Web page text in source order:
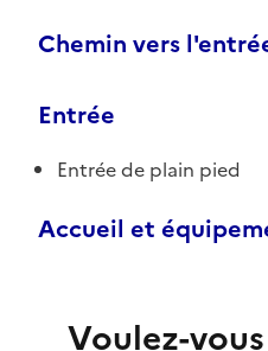
Chemin vers
Entrée
Entrée de plain pied
Accueil et
Voulez-